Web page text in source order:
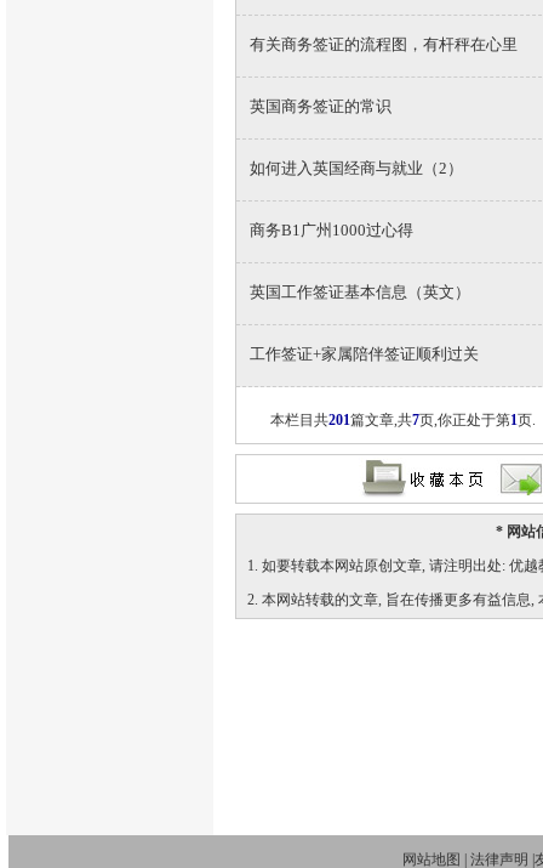
有关商务签证的流程图，有杆秤在心里
英国商务签证的常识
如何进入英国经商与就业（2）
商务B1广州1000过心得
英国工作签证基本信息（英文）
工作签证+家属陪伴签证顺利过关
本栏目共201篇文章,共7页,你正处于第1页.
* 网站
1. 如要转载本网站原创文章, 请注明出处: 优越
2. 本网站转载的文章, 旨在传播更多有益信息,
网站地图 法律声明